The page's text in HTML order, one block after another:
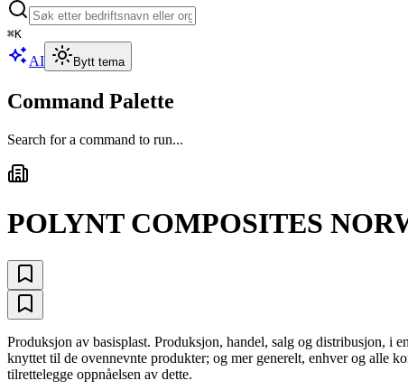
⌘K
AI Bytt tema
Command Palette
Search for a command to run...
POLYNT COMPOSITES
Produksjon av basisplast. Produksjon, handel, salg og distribusjon, i
knyttet til de ovennevnte produkter; og mer generelt, enhver og alle
tilrettelegge oppnåelsen av dette.